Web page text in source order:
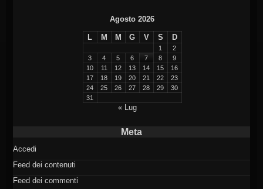
Agosto 2026
L M M G V S D
1
2
3
4 5 6 7 8
9
10
11 12 13 14 15
16
17
18 19 20 21 22
23
24
25 26 27 28 29
30
31
« Lug
Meta
Accedi
Feed dei contenuti
Feed dei commenti